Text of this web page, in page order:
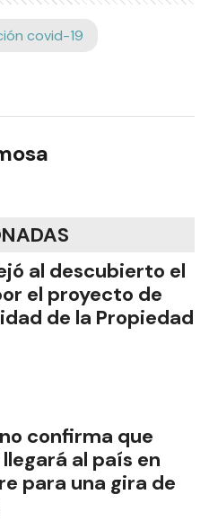
covid-19
al descubierto el
el proyecto de
de la Propiedad
confirma que
al país en
para una gira de